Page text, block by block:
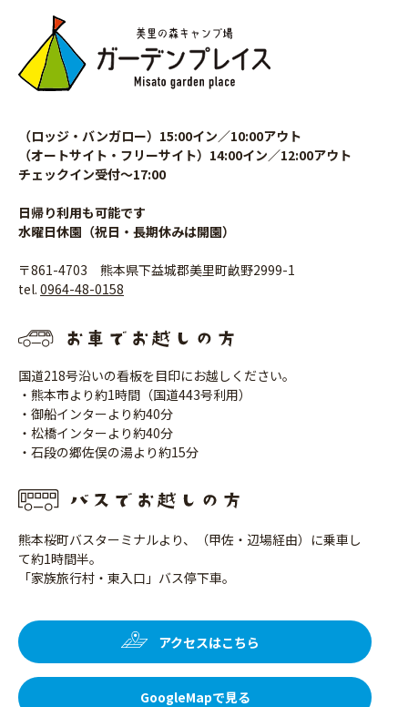
（ロッジ・バンガロー）15:00イン／10:00アウト
（オートサイト・フリーサイト）14:00イン／12:00アウト
チェックイン受付〜17:00
日帰り利用も可能です
水曜日休園（祝日・長期休みは開園）
〒861-4703 熊本県下益城郡美里町畝野2999-1
tel. 0964-48-0158
国道218号沿いの看板を目印にお越しください。
・熊本市より約1時間（国道443号利用）
・御船インターより約40分
・松橋インターより約40分
・石段の郷佐俣の湯より約15分
熊本桜町バスターミナルより、（甲佐・辺場経由）に乗車し
て約1時間半。
「家族旅行村・東入口」バス停下車。
アクセスはこちら
GoogleMapで見る